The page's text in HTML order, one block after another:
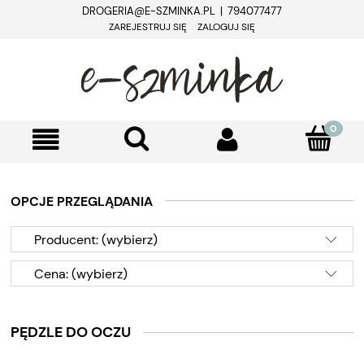
DROGERIA@E-SZMINKA.PL | 794077477
ZAREJESTRUJ SIĘ ZALOGUJ SIĘ
OPCJE PRZEGLĄDANIA
Producent: (wybierz)
Cena: (wybierz)
PĘDZLE DO OCZU